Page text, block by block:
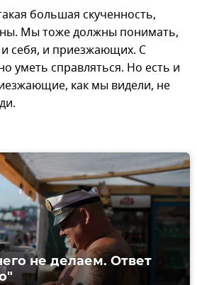
большая скученность,
Мы тоже должны понимать,
себя, и приезжающих. С
уметь справляться. Но есть и
как мы видели, не
не делаем. Ответ